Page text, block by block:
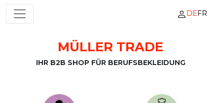
Zum Inhalt springen
HAUPTNAVIGATION DEFR
MÜLLER TRADE
IHR B2B SHOP FÜR BERUFSBEKLEIDUNG